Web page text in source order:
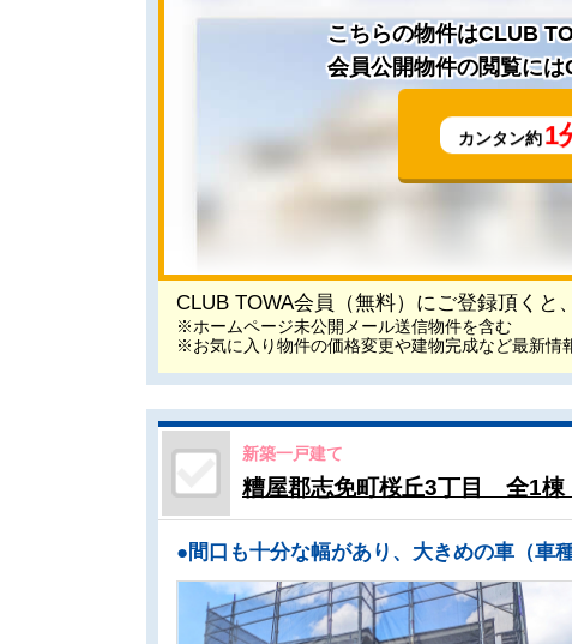
こちらの物件はCLUB
会員公開物件の閲覧には
カンタン約1
CLUB TOWA会員（無料）にご登録頂くと
※ホームページ未公開メール送信物件を含む
※お気に入り物件の価格変更や建物完成など最新情
新築一戸建て
糟屋郡志免町桜丘3丁目 全1